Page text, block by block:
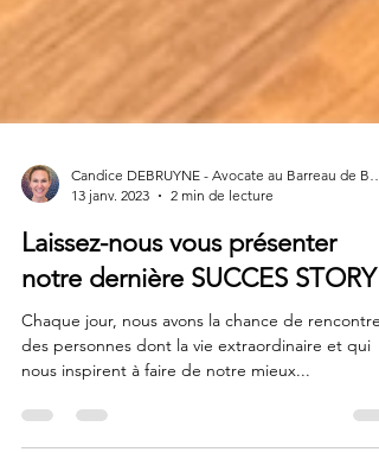
13 janv. 2023
2 min de lecture
Laissez-nous vous présenter
notre dernière SUCCES STORY!
Chaque jour, nous avons la chance de rencontrer